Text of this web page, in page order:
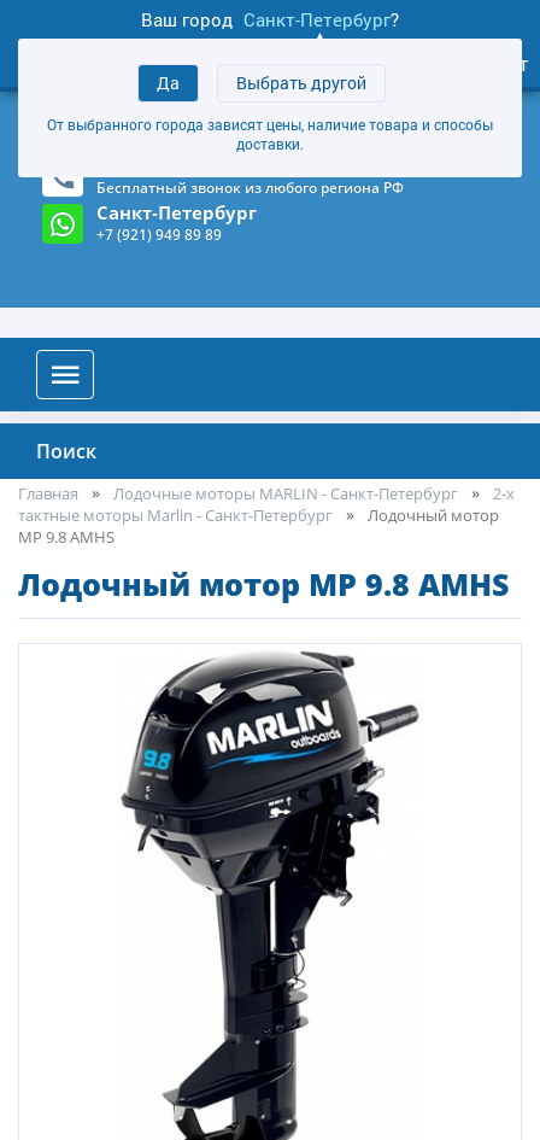
Ваш город Санкт-Петербург?
Да Выбрать другой
От выбранного города зависят цены, наличие товара и способы
доставки.
товаров
Личный кабинет
+7 (921) 949 89 89
Магазин и склад в Санкт-Петербурге (Карта)
Бесплатный звонок из любого региона РФ
Санкт-Петербург
+7 (921) 949 89 89
Поиск
Главная Лодочные моторы MARLIN - Санкт-Петербург
2-х
тактные моторы Marlin - Санкт-Петербург
Лодочный мотор
MP 9.8 AMHS
Лодочный мотор MP 9.8 AMHS